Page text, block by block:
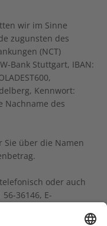
wir im Sinne
zugunsten des
(NCT)
Bank Stuttgart, IBAN:
Kennwort:
Nachname des
über die Namen
oder auch
36146, E-